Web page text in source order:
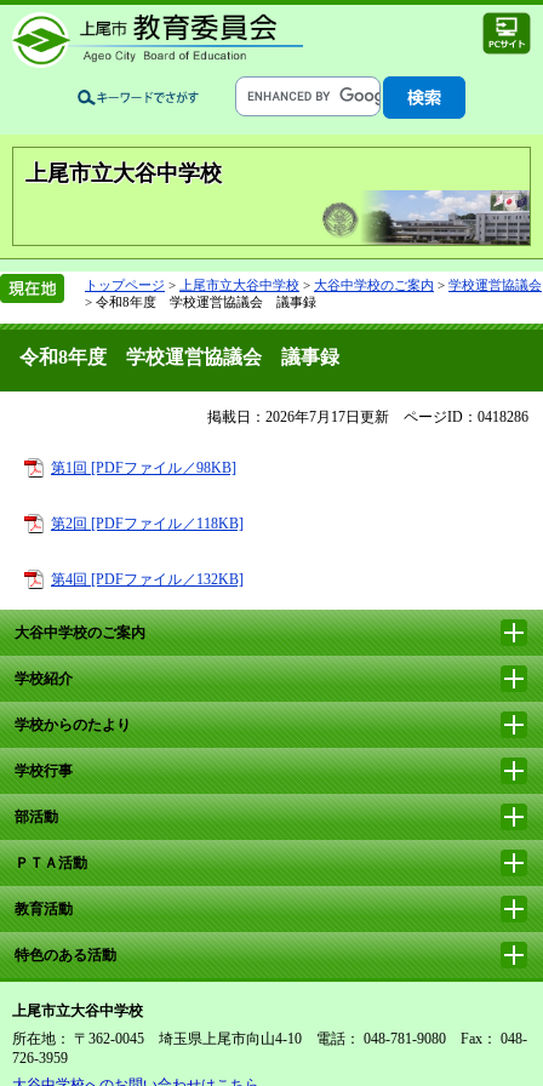
上尾市立大谷中学校
トップページ > 上尾市立大谷中学校 > 大谷中学校のご案内 > 学校運営協議会
> 令和8年度 学校運営協議会 議事録
令和8年度 学校運営協議会 議事録
掲載日：2026年7月17日更新 ページID：0418286
第1回 [PDFファイル／98KB]
第2回 [PDFファイル／118KB]
第4回 [PDFファイル／132KB]
大谷中学校のご案内
学校紹介
学校からのたより
学校行事
部活動
ＰＴＡ活動
教育活動
特色のある活動
上尾市立大谷中学校
所在地： 〒362-0045 埼玉県上尾市向山4-10 電話： 048-781-9080 Fax： 048-
726-3959